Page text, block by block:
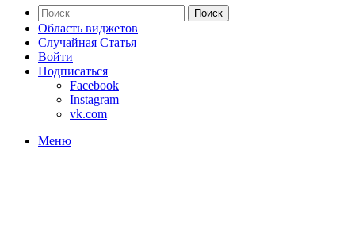
Поиск
Область виджетов
Случайная Статья
Войти
Подписаться
Facebook
Instagram
vk.com
Меню